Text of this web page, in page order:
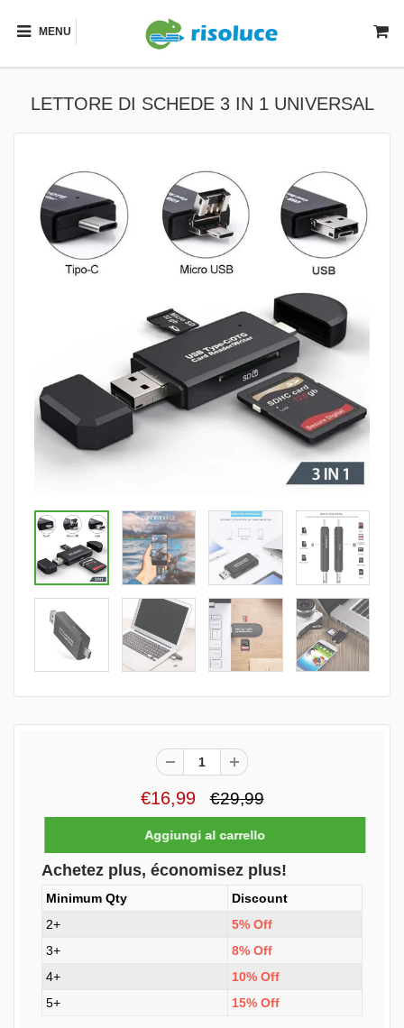
MENU
LETTORE DI SCHEDE 3 IN 1 UNIVERSAL
€16,99 €29,99
Achetez plus, économisez plus!
Minimum Qty
Discount
2+
5% Off
3+
8% Off
4+
10% Off
5+
15% Off